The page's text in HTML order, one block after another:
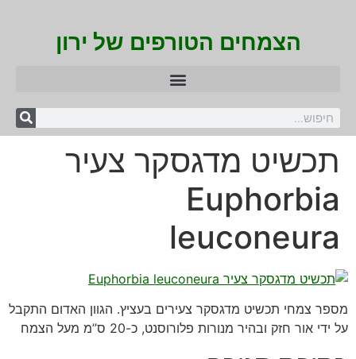
הצמחים הטורפים של ירון
תכשיט מדגסקר צעיר
Euphorbia
leuconeura
מספר צמחי תכשיט מדגסקר צעירים בעציץ. הגוון האדום התקבל
על ידי אור חזק ובהיר מנורות פלורוסנט, כ-20 ס”מ מעל הצמח